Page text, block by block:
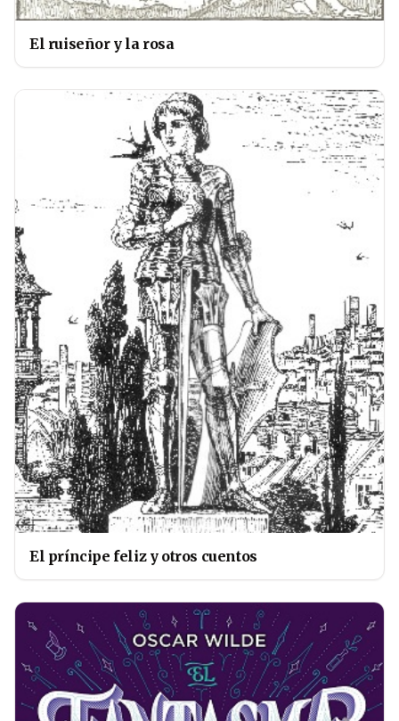
El ruiseñor y la rosa
El príncipe feliz y otros cuentos